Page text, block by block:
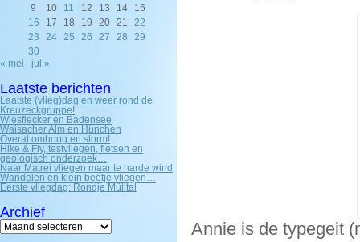
9
10 11 12 13 14
15
16
17 18 19 20 21
22
23
24 25 26 27 28
29
30
« mei
jul »
Laatste berichten
Laatste (vlieg)dag en weer rond de
Kreuzeckgruppe!
Wiesflecker en Badensee
Waisacher Alm en Hünchen
Overal omhoog en storm!
Hike & Fly, testvliegen, fietsen en
geologisch onderzoek…
Naar Matrei vliegen maar te harde wind
Wandelen en klein beetje vliegen…
Eerste vliegdag: Rondje Mülltal
Archief
Archief
Annie is de typegeit